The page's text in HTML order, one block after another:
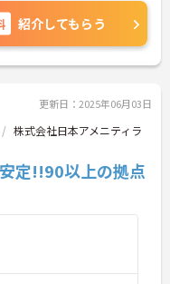
紹介してもらう
更新日：2025年06月03日
株式会社日本アメニティラ
定!!90以上の拠点